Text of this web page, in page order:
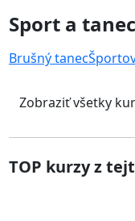
Sport a tanec
Brušný tanec
Zobraziť všetky
TOP kurzy z